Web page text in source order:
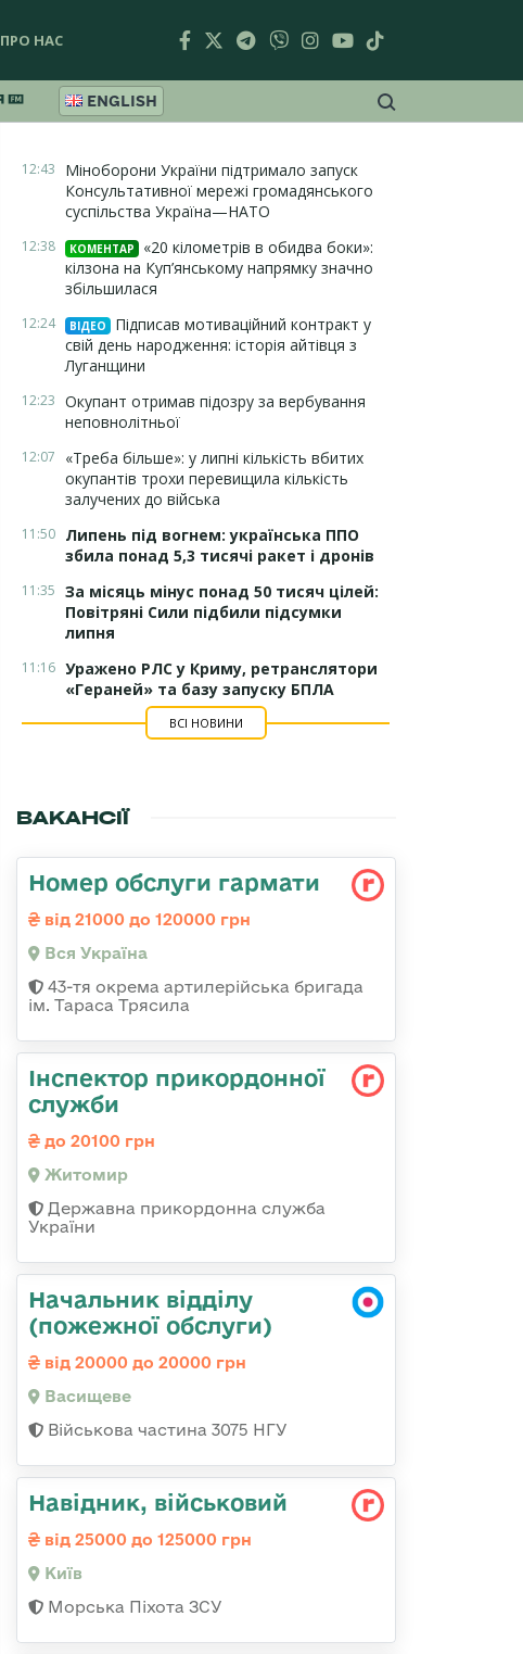
ПРО НАС
ENGLISH
12:43
Міноборони України підтримало запуск
Консультативної мережі громадянського
суспільства Україна—НАТО
12:38 КОМЕНТАР
«20 кілометрів в обидва боки»:
кілзона на Куп’янському напрямку значно
збільшилася
12:24 ВІДЕО
Підписав мотиваційний контракт у
свій день народження: історія айтівця з
Луганщини
12:23 Окупант отримав підозру за вербування
неповнолітньої
12:07
«Треба більше»: у липні кількість вбитих
окупантів трохи перевищила кількість
залучених до війська
11:50 Липень під вогнем: українська ППО
збила понад 5,3 тисячі ракет і дронів
11:35 За місяць мінус понад 50 тисяч цілей:
Повітряні Сили підбили підсумки
липня
11:16 Уражено РЛС у Криму, ретранслятори
«Гераней» та базу запуску БПЛА
ВСІ НОВИНИ
ВАКАНСІЇ
Номер обслуги гармати
від 21000 до 120000 грн
Вся Україна
43-тя окрема артилерійська бригада
ім. Тараса Трясила
Інспектор прикордонної
служби
до 20100 грн
Житомир
Державна прикордонна служба
України
Начальник відділу
(пожежної обслуги)
від 20000 до 20000 грн
Васищеве
Військова частина 3075 НГУ
Навідник, військовий
від 25000 до 125000 грн
Київ
Морська Піхота ЗСУ